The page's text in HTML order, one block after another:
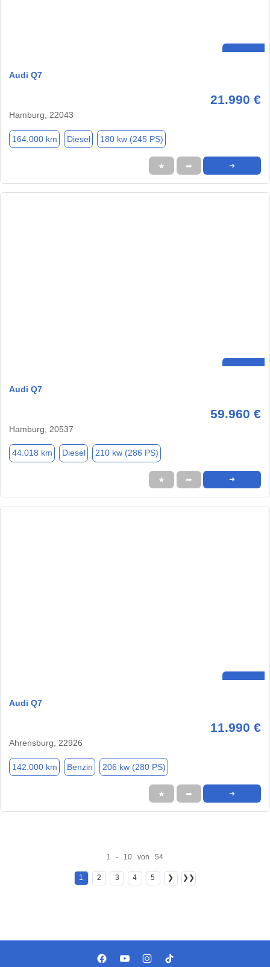
Audi Q7
21.990 €
Hamburg, 22043
164.000 km Diesel 180 kw (245 PS)
★ ➦ ➜
Audi Q7
59.960 €
Hamburg, 20537
44.018 km Diesel 210 kw (286 PS)
★ ➦ ➜
Audi Q7
11.990 €
Ahrensburg, 22926
142.000 km Benzin 206 kw (280 PS)
★ ➦ ➜
1 - 10 von 54
1 2 3 4 5 ❯ ❯❯